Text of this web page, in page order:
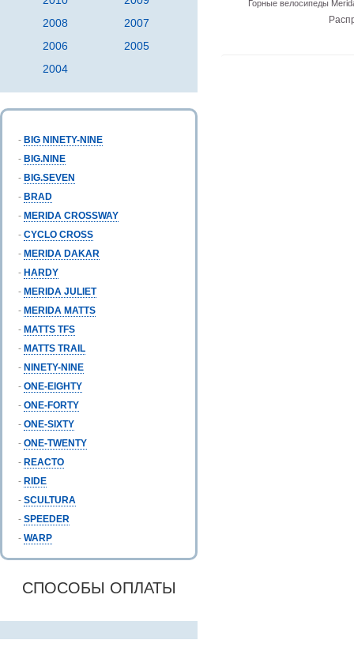
2008
2007
2006
2005
2004
- BIG NINETY-NINE
- BIG.NINE
- BIG.SEVEN
- BRAD
- MERIDA CROSSWAY
- CYCLO CROSS
- MERIDA DAKAR
- HARDY
- MERIDA JULIET
- MERIDA MATTS
- MATTS TFS
- MATTS TRAIL
- NINETY-NINE
- ONE-EIGHTY
- ONE-FORTY
- ONE-SIXTY
- ONE-TWENTY
- REACTO
- RIDE
- SCULTURA
- SPEEDER
- WARP
СПОСОБЫ ОПЛАТЫ
Горные велосипеды